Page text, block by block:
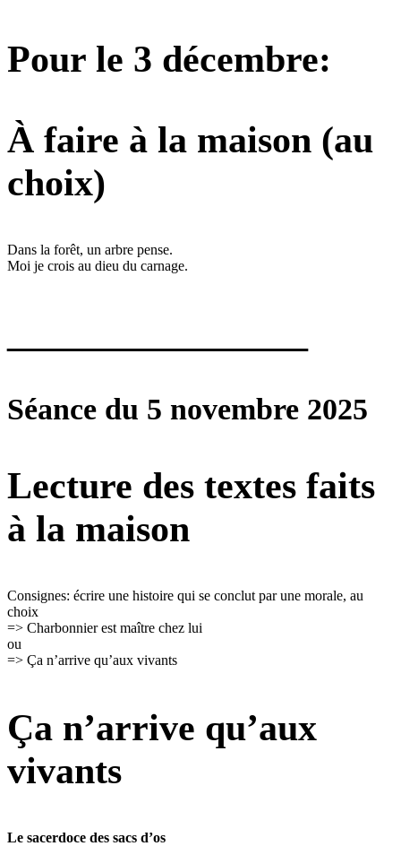
Pour le 3 décembre:
À faire à la maison (au
choix)
Dans la forêt, un arbre pense.
Moi je crois au dieu du carnage.
Séance du 5 novembre 2025
Lecture des textes faits
à la maison
Consignes: écrire une histoire qui se conclut par une morale, au
choix
=> Charbonnier est maître chez lui
ou
=> Ça n’arrive qu’aux vivants
Ça n’arrive qu’aux
vivants
Le sacerdoce des sacs d’os